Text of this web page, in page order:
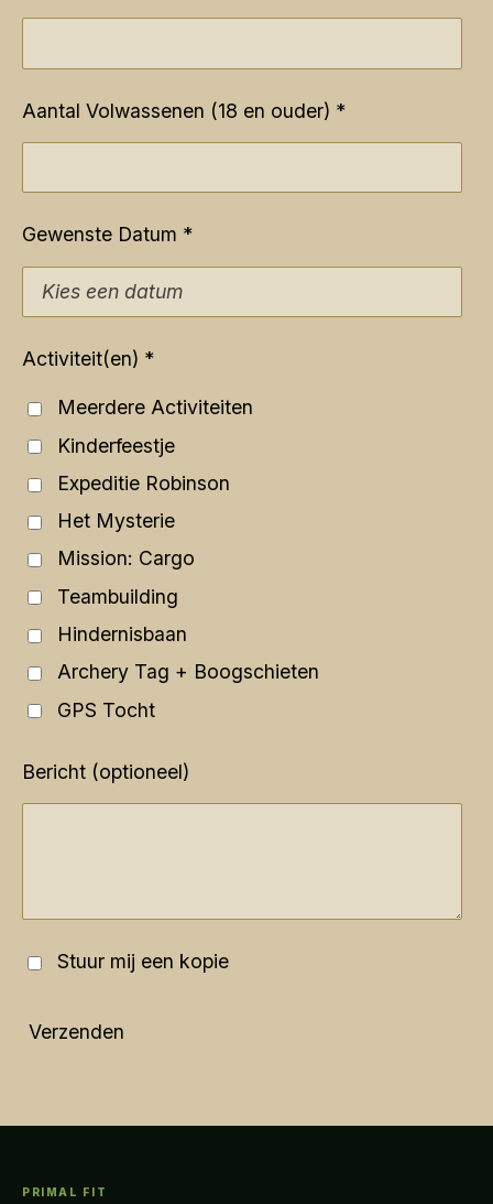
Aantal Volwassenen (18 en ouder) *
Gewenste Datum *
Activiteit(en) *
Meerdere Activiteiten
Kinderfeestje
Expeditie Robinson
Het Mysterie
Mission: Cargo
Teambuilding
Hindernisbaan
Archery Tag + Boogschieten
GPS Tocht
Bericht (optioneel)
Stuur mij een kopie
Verzenden
PRIMAL FIT